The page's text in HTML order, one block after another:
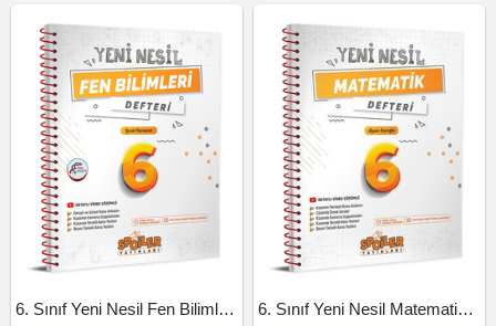
6. Sınıf Yeni Nesil Fen Bilimleri Defteri 6. Sınıf Yeni Nesil Matematik Defteri